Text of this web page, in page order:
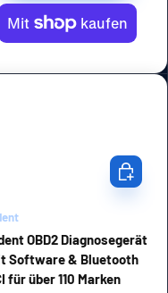
OBD2 Diagnosegerät
Software & Bluetooth
für über 110 Marken
In den